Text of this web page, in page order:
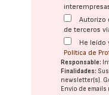
Autorizo
de terceros
He leído
Política de
Responsable:
Finalidades:
newsletter(s).
Envío de